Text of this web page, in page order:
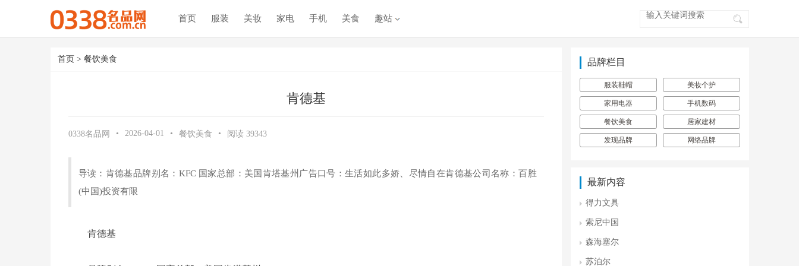
首页 服装 美妆 家电 手机 美食 趣站
首页 > 餐饮美食
肯德基
0338名品网 • 2026-04-01 • 餐饮美食 • 阅读 39343
导读：肯德基品牌别名：KFC 国家总部：美国肯塔基州广告口号：生活如此多娇、尽情自在肯德基公司名称：百胜
(中国)投资有限
肯德基
品牌栏目
服装鞋帽 美妆个护
家用电器 手机数码
餐饮美食 居家建材
发现品牌 网络品牌
最新内容
得力文具
索尼中国
森海塞尔
苏泊尔